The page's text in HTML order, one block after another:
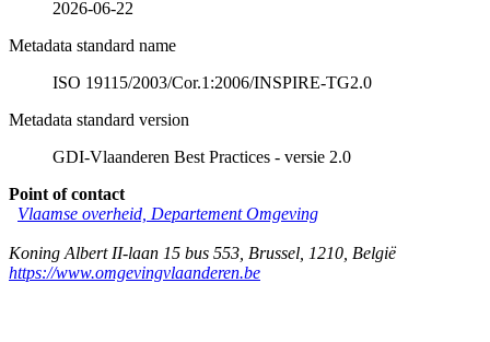
2026-06-22
Metadata standard name
ISO 19115/2003/Cor.1:2006/INSPIRE-TG2.0
Metadata standard version
GDI-Vlaanderen Best Practices - versie 2.0
Point of contact
Vlaamse overheid, Departement Omgeving
Koning Albert II-laan 15 bus 553 Brussel 1210 België
https://www.omgevingvlaanderen.be